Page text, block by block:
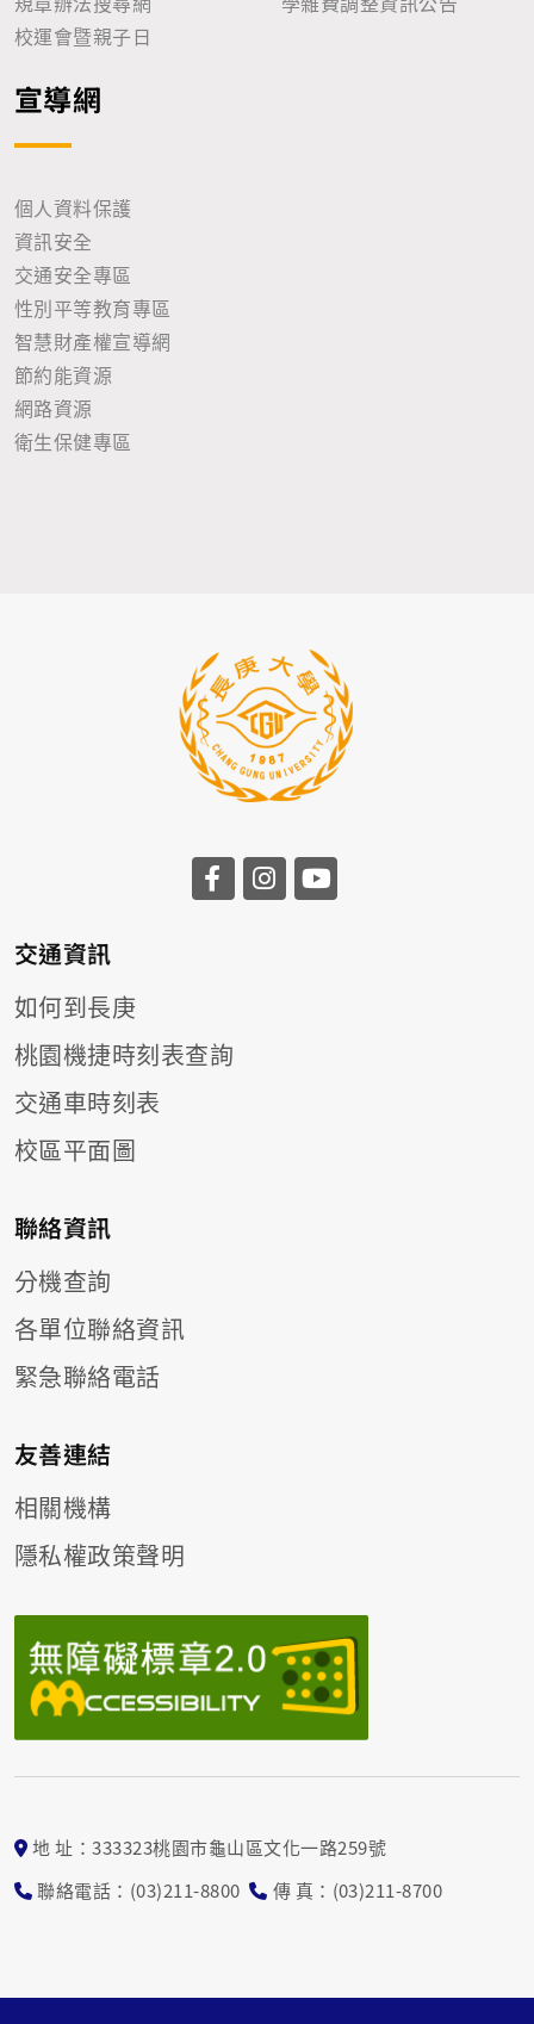
校運會暨親子日
宣導網
個人資料保護
資訊安全
交通安全專區
性別平等教育專區
智慧財產權宣導網
節約能資源
網路資源
衛生保健專區
前往長庚大學facebook
前往長庚大學
交通資訊
如何到長庚
桃園機捷時刻表查詢
交通車時刻表
校區平面圖
聯絡資訊
分機查詢
各單位聯絡資訊
緊急聯絡電話
友善連結
相關機構
隱私權政策聲明
地 址：333323桃園市龜山區文化一路259號
聯絡電話：(03)211-8800
傳 真：(03)211-8700